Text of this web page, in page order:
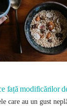
față modificărilor
care au un gust